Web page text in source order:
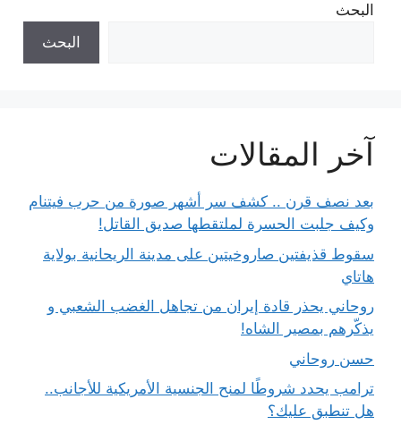
البحث
البحث
آخر المقالات
بعد نصف قرن .. كشف سر أشهر صورة من حرب فيتنام
وكيف جلبت الحسرة لملتقطها صديق القاتل!
سقوط قذيفتين صاروخيتين على مدينة الريحانية بولاية
هاتاي
روحاني يحذر قادة إيران من تجاهل الغضب الشعبي و
يذكّرهم بمصير الشاه!
حسن روحاني
ترامب يحدد شروطًا لمنح الجنسية الأمريكية للأجانب..
هل تنطبق عليك؟